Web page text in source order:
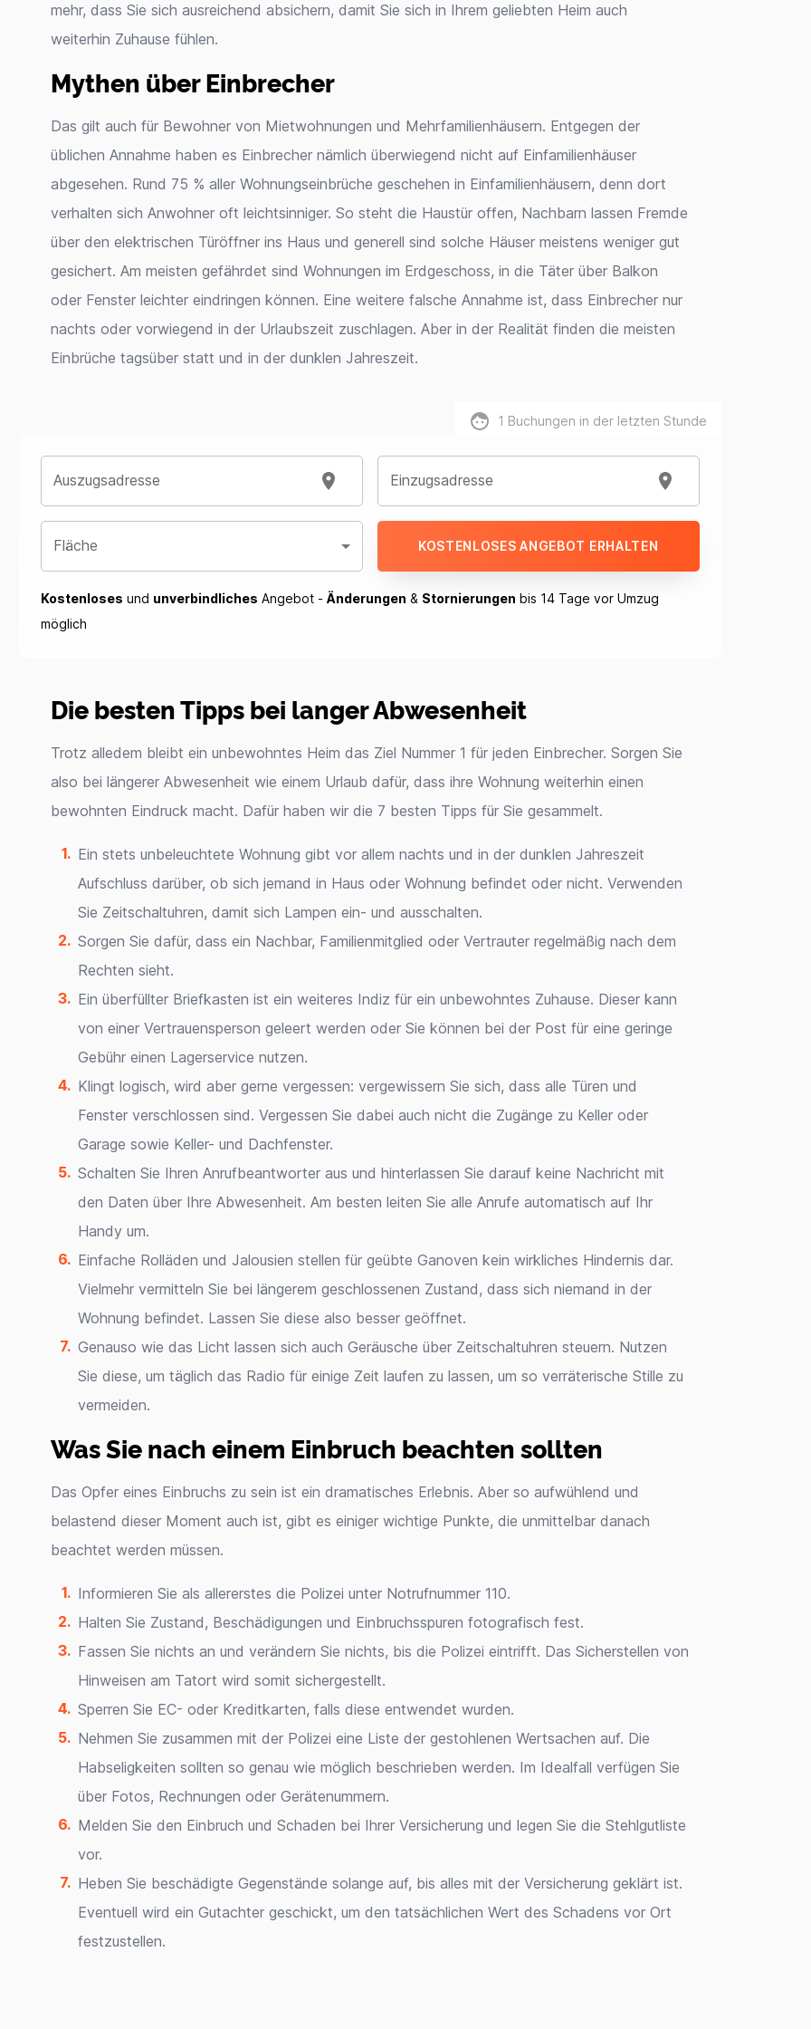
mehr, dass Sie sich ausreichend absichern, damit Sie sich in Ihrem geliebten Heim auch
weiterhin Zuhause fühlen.
Mythen über Einbrecher
Das gilt auch für Bewohner von Mietwohnungen und Mehrfamilienhäusern. Entgegen der
üblichen Annahme haben es Einbrecher nämlich überwiegend nicht auf Einfamilienhäuser
abgesehen. Rund 75 % aller Wohnungseinbrüche geschehen in Einfamilienhäusern, denn dort
verhalten sich Anwohner oft leichtsinniger. So steht die Haustür offen, Nachbarn lassen Fremde
über den elektrischen Türöffner ins Haus und generell sind solche Häuser meistens weniger gut
gesichert. Am meisten gefährdet sind Wohnungen im Erdgeschoss, in die Täter über Balkon
oder Fenster leichter eindringen können. Eine weitere falsche Annahme ist, dass Einbrecher nur
nachts oder vorwiegend in der Urlaubszeit zuschlagen. Aber in der Realität finden die meisten
Einbrüche tagsüber statt und in der dunklen Jahreszeit.
1 Buchungen in der letzten Stunde
Auszugsadresse Einzugsadresse
Fläche KOSTENLOSES ANGEBOT ERHALTEN
Kostenloses und unverbindliches Angebot - Änderungen & Stornierungen bis 14 Tage vor Umzug
möglich
Die besten Tipps bei langer Abwesenheit
Trotz alledem bleibt ein unbewohntes Heim das Ziel Nummer 1 für jeden Einbrecher. Sorgen Sie
also bei längerer Abwesenheit wie einem Urlaub dafür, dass ihre Wohnung weiterhin einen
bewohnten Eindruck macht. Dafür haben wir die 7 besten Tipps für Sie gesammelt.
Ein stets unbeleuchtete Wohnung gibt vor allem nachts und in der dunklen Jahreszeit
Aufschluss darüber, ob sich jemand in Haus oder Wohnung befindet oder nicht. Verwenden
Sie Zeitschaltuhren, damit sich Lampen ein- und ausschalten.
Sorgen Sie dafür, dass ein Nachbar, Familienmitglied oder Vertrauter regelmäßig nach dem
Rechten sieht.
Ein überfüllter Briefkasten ist ein weiteres Indiz für ein unbewohntes Zuhause. Dieser kann
von einer Vertrauensperson geleert werden oder Sie können bei der Post für eine geringe
Gebühr einen Lagerservice nutzen.
Klingt logisch, wird aber gerne vergessen: vergewissern Sie sich, dass alle Türen und
Fenster verschlossen sind. Vergessen Sie dabei auch nicht die Zugänge zu Keller oder
Garage sowie Keller- und Dachfenster.
Schalten Sie Ihren Anrufbeantworter aus und hinterlassen Sie darauf keine Nachricht mit
den Daten über Ihre Abwesenheit. Am besten leiten Sie alle Anrufe automatisch auf Ihr
Handy um.
Einfache Rolläden und Jalousien stellen für geübte Ganoven kein wirkliches Hindernis dar.
Vielmehr vermitteln Sie bei längerem geschlossenen Zustand, dass sich niemand in der
Wohnung befindet. Lassen Sie diese also besser geöffnet.
Genauso wie das Licht lassen sich auch Geräusche über Zeitschaltuhren steuern. Nutzen
Sie diese, um täglich das Radio für einige Zeit laufen zu lassen, um so verräterische Stille zu
vermeiden.
Was Sie nach einem Einbruch beachten sollten
Das Opfer eines Einbruchs zu sein ist ein dramatisches Erlebnis. Aber so aufwühlend und
belastend dieser Moment auch ist, gibt es einiger wichtige Punkte, die unmittelbar danach
beachtet werden müssen.
Informieren Sie als allererstes die Polizei unter Notrufnummer 110.
Halten Sie Zustand, Beschädigungen und Einbruchsspuren fotografisch fest.
Fassen Sie nichts an und verändern Sie nichts, bis die Polizei eintrifft. Das Sicherstellen von
Hinweisen am Tatort wird somit sichergestellt.
Sperren Sie EC- oder Kreditkarten, falls diese entwendet wurden.
Nehmen Sie zusammen mit der Polizei eine Liste der gestohlenen Wertsachen auf. Die
Habseligkeiten sollten so genau wie möglich beschrieben werden. Im Idealfall verfügen Sie
über Fotos, Rechnungen oder Gerätenummern.
Melden Sie den Einbruch und Schaden bei Ihrer Versicherung und legen Sie die Stehlgutliste
vor.
Heben Sie beschädigte Gegenstände solange auf, bis alles mit der Versicherung geklärt ist.
Eventuell wird ein Gutachter geschickt, um den tatsächlichen Wert des Schadens vor Ort
festzustellen.